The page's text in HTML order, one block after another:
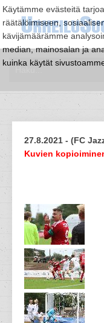
Käytämme evästeitä
räätälöimiseen,
kävijämäärämme
median, mainosalan ja
kuinka käytät
27.8.2021 - (FC
Kuvien